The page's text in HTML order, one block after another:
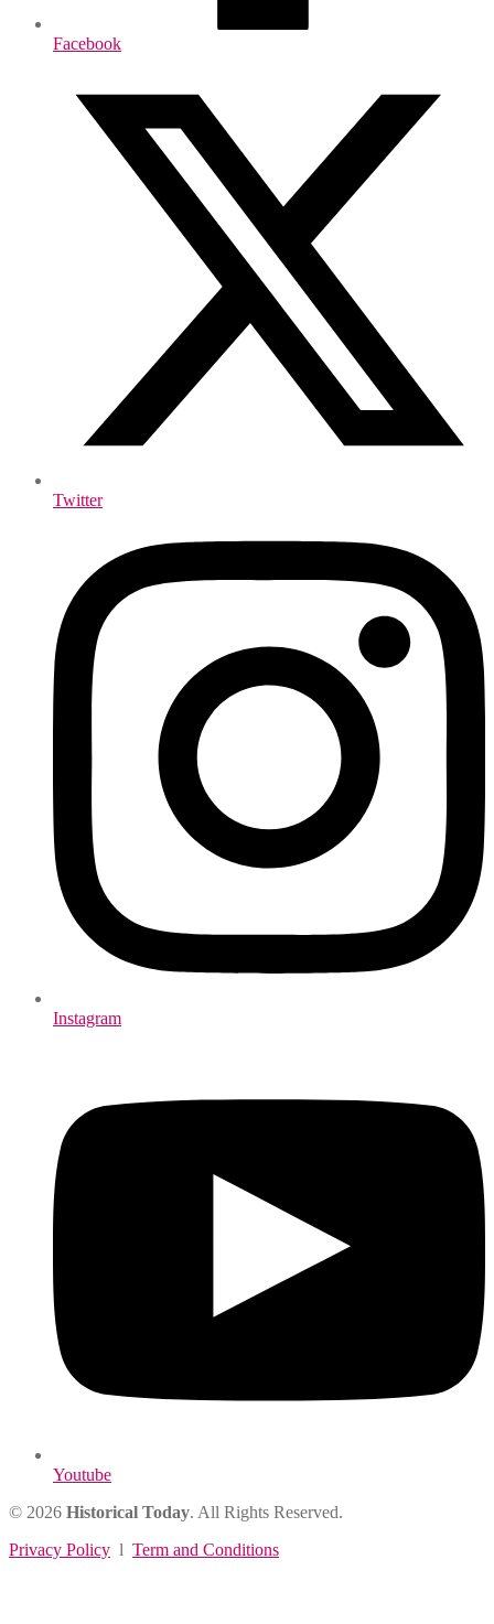
Facebook
Twitter
Instagram
Youtube
© 2026 Historical Today. All Rights Reserved.
Privacy Policy l Term and Conditions